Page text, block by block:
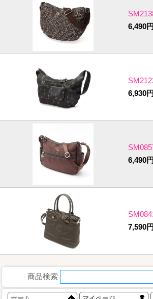
6,490円
6,930円
6,490円
7,590円
商品検索